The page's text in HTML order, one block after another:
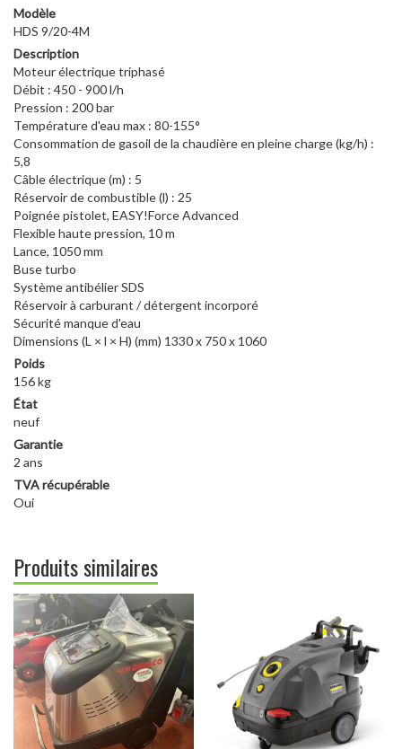
Modèle
HDS 9/20-4M
Description
Moteur électrique triphasé
Débit : 450 - 900 l/h
Pression : 200 bar
Température d'eau max : 80-155°
Consommation de gasoil de la chaudière en pleine charge (kg/h) :
5,8
Câble électrique (m) : 5
Réservoir de combustible (l) : 25
Poignée pistolet, EASY!Force Advanced
Flexible haute pression, 10 m
Lance, 1050 mm
Buse turbo
Système antibélier SDS
Réservoir à carburant / détergent incorporé
Sécurité manque d'eau
Dimensions (L × l × H) (mm) 1330 x 750 x 1060
Poids
156 kg
État
neuf
Garantie
2 ans
TVA récupérable
Oui
Produits similaires